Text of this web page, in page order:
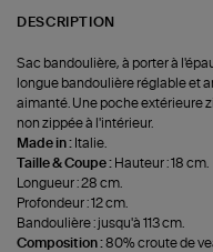
DESCRIPTION
Sac bandoulière, à porter à
longue bandoulière réglable et
aimanté. Une poche extérieure
non zippée à l'intérieur.
Made in : Italie.
Taille & Coupe : Hauteur : 18 cm.
Longueur : 28 cm.
Profondeur : 12 cm.
Bandoulière : jusqu'à 113 cm.
Composition :80% croute de